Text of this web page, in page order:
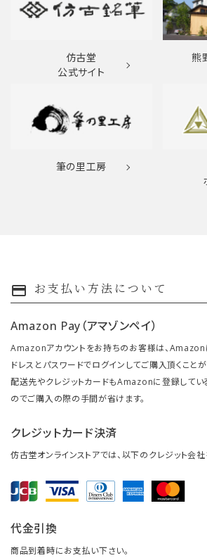
仿古堂
公式サイト
熊
筆の里工房
payment お支払い方法について
Amazon Pay（アマゾンペイ）
Amazonアカウントをお持ちのお客様は、Amazon
ドレスとパスワードでログインしてご購入頂くことが
配送先やクレジットカードもAmazonに登録して
のでご購入の際の手間が省けます。
クレジットカード決済
仿古堂オンラインストアでは、以下のクレジット会
代金引換
商品到着時にお支払い下さい。